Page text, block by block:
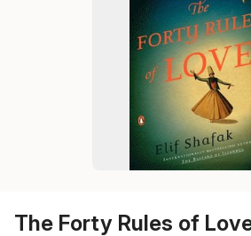
The Forty Rules of